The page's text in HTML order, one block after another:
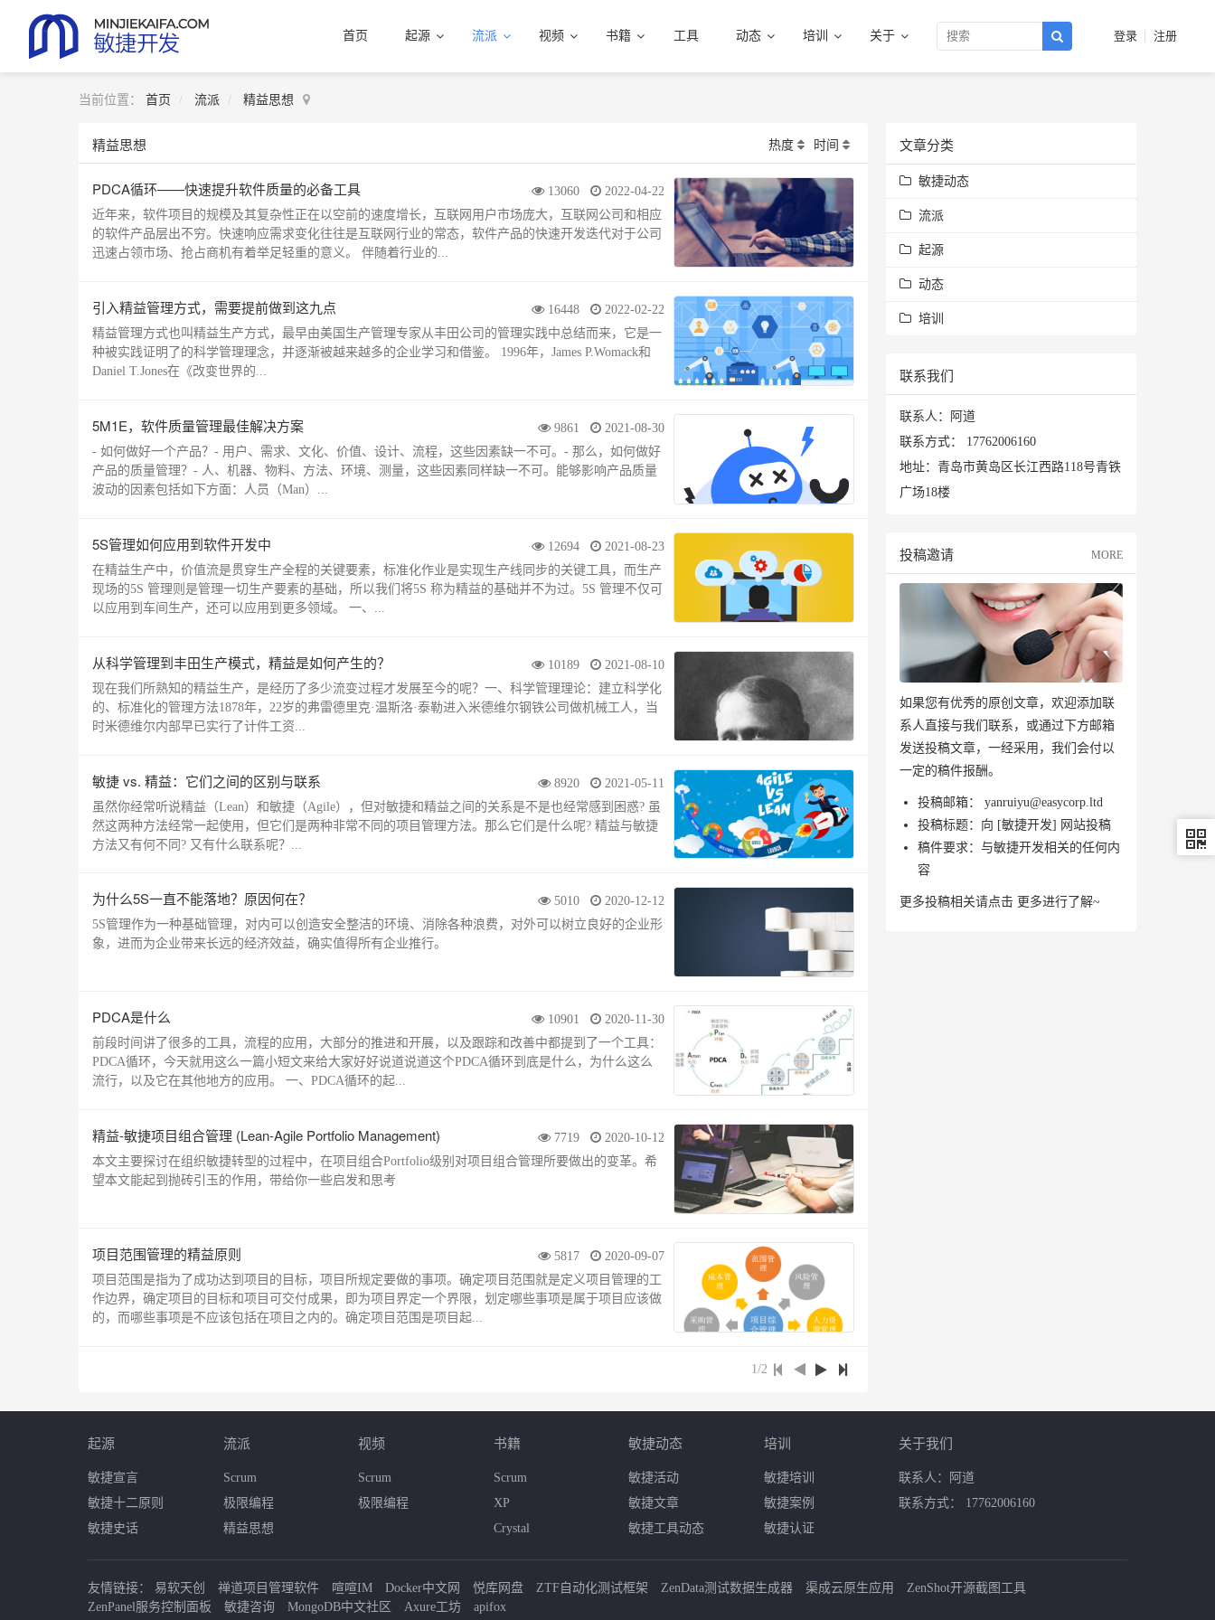
首页 起源 流派 视频 书籍 工具 动态 培训 关于 登录 注册
当前位置： 首页 流派 精益思想
精益思想 时间
热度
13060 2022-04-22
PDCA循环——快速提升软件质量的必备工具
近年来，软件项目的规模及其复杂性正在以空前的速度增长，互联网用户市场庞大，互联网公司和相应
的软件产品层出不穷。快速响应需求变化往往是互联网行业的常态，软件产品的快速开发迭代对于公司
迅速占领市场、抢占商机有着举足轻重的意义。 伴随着行业的...
16448 2022-02-22
引入精益管理方式，需要提前做到这九点
精益管理方式也叫精益生产方式，最早由美国生产管理专家从丰田公司的管理实践中总结而来，它是一
种被实践证明了的科学管理理念，并逐渐被越来越多的企业学习和借鉴。 1996年，James P.Womack和
Daniel T.Jones在《改变世界的...
9861 2021-08-30
5M1E，软件质量管理最佳解决方案
- 如何做好一个产品？- 用户、需求、文化、价值、设计、流程，这些因素缺一不可。- 那么，如何做好
产品的质量管理？- 人、机器、物料、方法、环境、测量，这些因素同样缺一不可。能够影响产品质量
波动的因素包括如下方面：人员（Man）...
12694 2021-08-23
5S管理如何应用到软件开发中
在精益生产中，价值流是贯穿生产全程的关键要素，标准化作业是实现生产线同步的关键工具，而生产
现场的5S 管理则是管理一切生产要素的基础，所以我们将5S 称为精益的基础并不为过。5S 管理不仅可
以应用到车间生产，还可以应用到更多领域。 一、...
10189 2021-08-10
从科学管理到丰田生产模式，精益是如何产生的？
现在我们所熟知的精益生产，是经历了多少流变过程才发展至今的呢？一、科学管理理论：建立科学化
的、标准化的管理方法1878年，22岁的弗雷德里克·温斯洛·泰勒进入米德维尔钢铁公司做机械工人，当
时米德维尔内部早已实行了计件工资...
8920 2021-05-11
敏捷 vs. 精益：它们之间的区别与联系
虽然你经常听说精益（Lean）和敏捷（Agile），但对敏捷和精益之间的关系是不是也经常感到困惑? 虽
然这两种方法经常一起使用，但它们是两种非常不同的项目管理方法。那么它们是什么呢? 精益与敏捷
方法又有何不同? 又有什么联系呢？...
5010 2020-12-12
为什么5S一直不能落地？原因何在？
5S管理作为一种基础管理，对内可以创造安全整洁的环境、消除各种浪费，对外可以树立良好的企业形
象，进而为企业带来长远的经济效益，确实值得所有企业推行。
10901 2020-11-30
PDCA是什么
前段时间讲了很多的工具，流程的应用，大部分的推进和开展，以及跟踪和改善中都提到了一个工具：
PDCA循环，今天就用这么一篇小短文来给大家好好说道说道这个PDCA循环到底是什么，为什么这么
流行，以及它在其他地方的应用。 一、PDCA循环的起...
7719 2020-10-12
精益-敏捷项目组合管理 (Lean-Agile Portfolio Management)
本文主要探讨在组织敏捷转型的过程中，在项目组合Portfolio级别对项目组合管理所要做出的变革。希
望本文能起到抛砖引玉的作用，带给你一些启发和思考
5817 2020-09-07
项目范围管理的精益原则
项目范围是指为了成功达到项目的目标，项目所规定要做的事项。确定项目范围就是定义项目管理的工
作边界，确定项目的目标和项目可交付成果，即为项目界定一个界限，划定哪些事项是属于项目应该做
的，而哪些事项是不应该包括在项目之内的。确定项目范围是项目起...
1/2
文章分类
敏捷动态
流派
起源
动态
培训
联系我们
联系人：阿道
联系方式： 17762006160
地址：青岛市黄岛区长江西路118号青铁
广场18楼
投稿邀请 MORE
如果您有优秀的原创文章，欢迎添加联
系人直接与我们联系，或通过下方邮箱
发送投稿文章，一经采用，我们会付以
一定的稿件报酬。
投稿邮箱： yanruiyu@easycorp.ltd
投稿标题：向 [敏捷开发] 网站投稿
稿件要求：与敏捷开发相关的任何内
容
更多投稿相关请点击 更多进行了解~
起源
敏捷宣言
敏捷十二原则
敏捷史话
流派
Scrum
极限编程
精益思想
视频
Scrum
极限编程
书籍
Scrum
XP
Crystal
敏捷动态
敏捷活动
敏捷文章
敏捷工具动态
培训
敏捷培训
敏捷案例
敏捷认证
关于我们
联系人：阿道
联系方式： 17762006160
友情链接： 易软天创 禅道项目管理软件 喧喧IM Docker中文网 悦库网盘 ZTF自动化测试框架 ZenData测试数据生成器 渠成云原生应用
ZenShot开源截图工具
ZenPanel服务控制面板
敏捷咨询 MongoDB中文社区 Axure工坊 apifox